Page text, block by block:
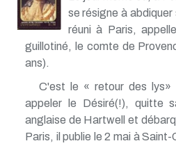
se résigne à
réuni à Paris,
guillotiné, le comte de
ans).
C'est le « retour des
appeler le Désiré(!), quitte
anglaise de Hartwell et
Paris, il publie le 2 mai à